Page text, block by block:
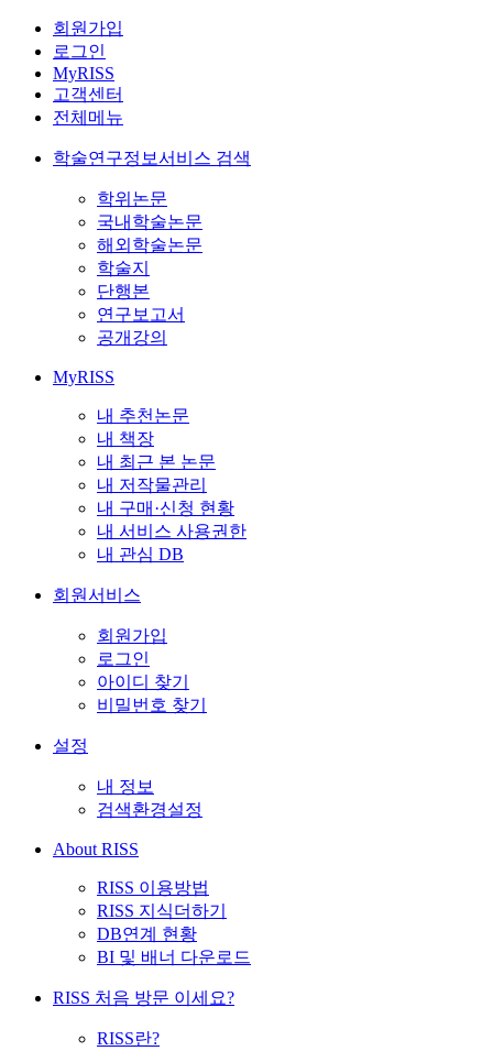
회원가입
로그인
MyRISS
고객센터
전체메뉴
학술연구정보서비스 검색
학위논문
국내학술논문
해외학술논문
학술지
단행본
연구보고서
공개강의
MyRISS
내 추천논문
내 책장
내 최근 본 논문
내 저작물관리
내 구매·신청 현황
내 서비스 사용권한
내 관심 DB
회원서비스
회원가입
로그인
아이디 찾기
비밀번호 찾기
설정
내 정보
검색환경설정
About RISS
RISS 이용방법
RISS 지식더하기
DB연계 현황
BI 및 배너 다운로드
RISS 처음 방문 이세요?
RISS란?